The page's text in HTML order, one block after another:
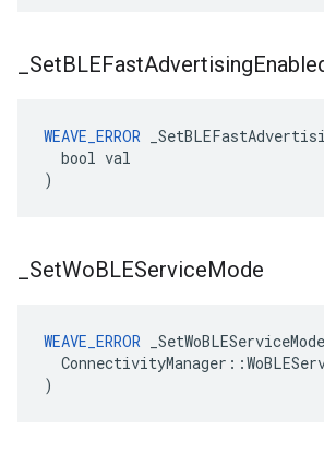
SetBLEFastAdvertising
WEAVE_ERROR
  bool val
)
SetWoBLEServiceMode
WEAVE_ERROR
)